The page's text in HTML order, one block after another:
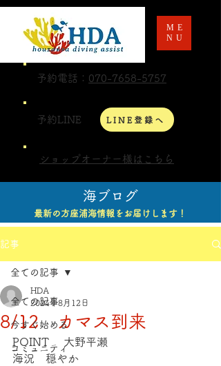
予約電話： 070-7658-5757
予約LINE LINE登録へ
ショップオーナー様はこちら
ME
NU
海ブログ
最新の方座浦海情報をお届けします！
記事
全ての記事
今すぐ始める
コミュニティ
全ての記事
8/12 カマス到来
HDA
2024年8月12日
POINT 　大野平瀬
海況　穏やか